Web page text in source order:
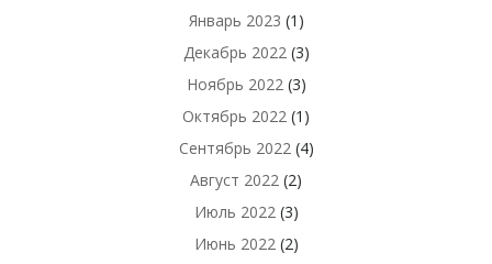
Январь 2023 (1)
Декабрь 2022(3)
Ноябрь 2022(3)
Октябрь 2022 (1)
Сентябрь 2022(4)
Август 2022 (2)
Июль 2022(3)
Июнь 2022(2)